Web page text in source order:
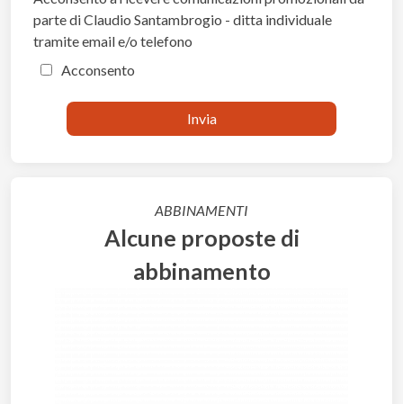
parte di Claudio Santambrogio - ditta individuale
tramite email e/o telefono
Acconsento
ABBINAMENTI
Alcune proposte di
abbinamento